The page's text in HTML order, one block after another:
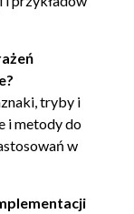
tryby i
i metody do
w